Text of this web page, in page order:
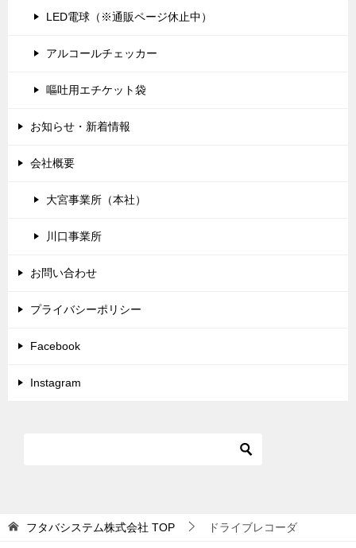
LED電球（※通販ページ休止中）
アルコールチェッカー
嘔吐用エチケット袋
お知らせ・新着情報
会社概要
大宮事業所（本社）
川口事業所
お問い合わせ
プライバシーポリシー
Facebook
Instagram
フタバシステム株式会社 TOP ドライブレコーダ